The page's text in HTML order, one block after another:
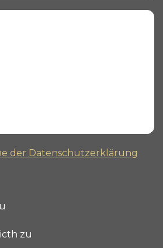
der Datenschutzerklärung
zu